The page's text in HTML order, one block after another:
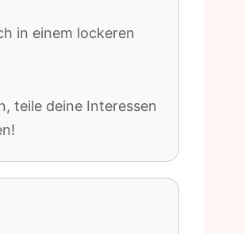
in einem lockeren
teile deine Interessen